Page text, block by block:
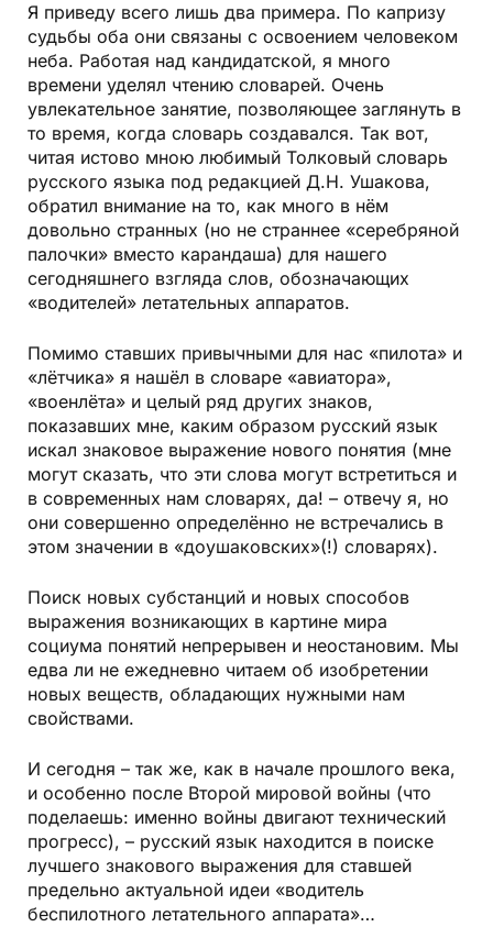
Я приведу всего лишь два примера. По капризу
судьбы оба они связаны с освоением человеком
неба. Работая над кандидатской, я много
времени уделял чтению словарей. Очень
увлекательное занятие, позволяющее заглянуть в
то время, когда словарь создавался. Так вот,
читая истово мною любимый Толковый словарь
русского языка под редакцией Д.Н. Ушакова,
обратил внимание на то, как много в нём
довольно странных (но не страннее «серебряной
палочки» вместо карандаша) для нашего
сегодняшнего взгляда слов, обозначающих
«водителей» летательных аппаратов.
Помимо ставших привычными для нас «пилота» и
«лётчика» я нашёл в словаре «авиатора»,
«военлёта» и целый ряд других знаков,
показавших мне, каким образом русский язык
искал знаковое выражение нового понятия (мне
могут сказать, что эти слова могут встретиться и
в современных нам словарях, да! – отвечу я, но
они совершенно определённо не встречались в
этом значении в «доушаковских»(!) словарях).
Поиск новых субстанций и новых способов
выражения возникающих в картине мира
социума понятий непрерывен и неостановим. Мы
едва ли не ежедневно читаем об изобретении
новых веществ, обладающих нужными нам
свойствами.
И сегодня – так же, как в начале прошлого века,
и особенно после Второй мировой войны (что
поделаешь: именно войны двигают технический
прогресс), – русский язык находится в поиске
лучшего знакового выражения для ставшей
предельно актуальной идеи «водитель
беспилотного летательного аппарата»…